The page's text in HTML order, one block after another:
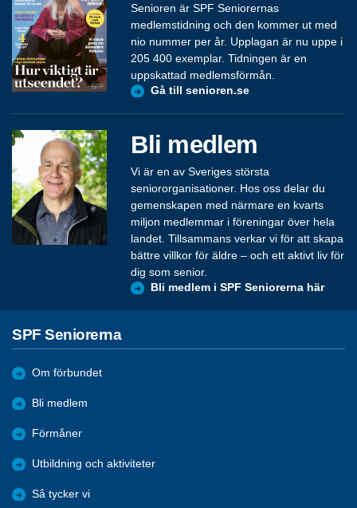
Senioren är SPF Seniorernas
medlemstidning och den kommer ut med
nio nummer per år. Upplagan är nu uppe i
205 400 exemplar. Tidningen är en
uppskattad medlemsförmån.
Gå till senioren.se
Bli medlem
Vi är en av Sveriges största
seniororganisationer. Hos oss delar du
gemenskapen med närmare en kvarts
miljon medlemmar i föreningar över hela
landet. Tillsammans verkar vi för att skapa
bättre villkor för äldre – och ett aktivt liv för
dig som senior.
Bli medlem i SPF Seniorerna här
SPF Seniorerna
Om förbundet
Bli medlem
Förmåner
Utbildning och aktiviteter
Så tycker vi